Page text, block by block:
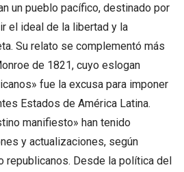
un pueblo pacífico, destinado por
el ideal de la libertad y la
Su relato se complementó más
de 1821, cuyo eslogan
fue la excusa para imponer
Estados de América Latina.
manifiesto» han tenido
y actualizaciones, según
republicanos. Desde la política del